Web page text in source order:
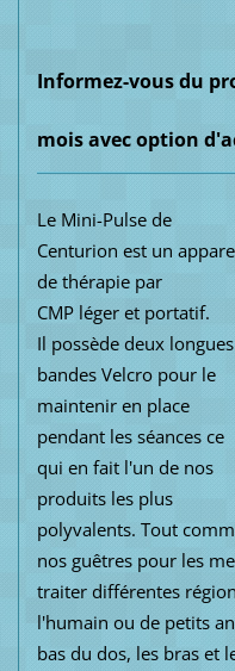
Informez-vous du
mois avec option
Le Mini-Pulse de
Centurion est un
de thérapie par
CMP léger et portatif.
Il possède deux longues
bandes Velcropour le
maintenir en place
pendant les séances ce
qui en fait l'un de nos
produits les plus
polyvalents. Tout
nos guêtres pour les
traiter différentes
l'humain ou de petits
bas du dos, les bras et